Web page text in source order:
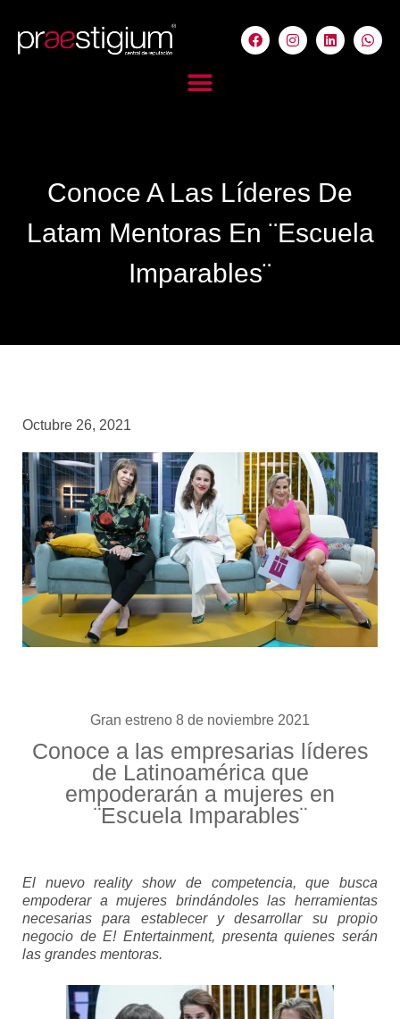
Conoce A Las Líderes De
Latam Mentoras En ¨Escuela
Imparables¨
Octubre 26, 2021
Gran estreno 8 de noviembre 2021
Conoce a las empresarias líderes
de Latinoaméricaque
empoderarán a mujeres en
¨Escuela Imparables¨
El nuevo reality show de competencia, que busca
empoderar a mujeres brindándoles las herramientas
necesarias para establecer y desarrollar su propio
negocio de E! Entertainment, presenta quienes serán
las grandes mentoras.